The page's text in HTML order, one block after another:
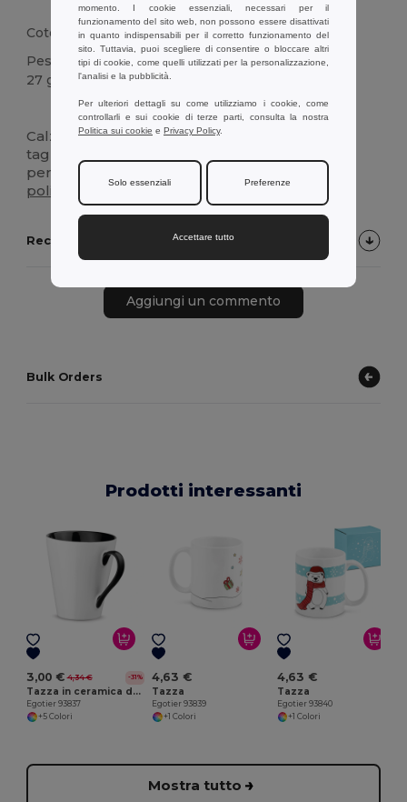
Cotone, poliestere,spandex
Peso
27 g.
Alta disponibilità
Calzini natalizi per bambini. Disponibili in varie
taglie. Forniti con etichetta in kraft
personalizzabile. Composizione:
(78%),
poliestere
(17%) e elastam (5%)
Recensioni dei Clienti sul Prodotto
Aggiungi un commento
Bulk Orders
Prodotti interessanti
3,00 € 4,34 € -31%
Tazza in ceramica da 320 mL
Egotier 93837
+5 Colori
4,63 €
Tazza
Egotier 93839
+1 Colori
4,63 €
Tazza
Egotier 93840
+1 Colori
Mostra tutto
momento. I cookie essenziali, necessari per il
funzionamento del sito web, non possono essere disattivati
in quanto indispensabili per il corretto funzionamento del
sito. Tuttavia, puoi scegliere di consentire o bloccare altri
tipi di cookie, come quelli utilizzati per la personalizzazione,
l'analisi e la pubblicità.
Per ulteriori dettagli su come utilizziamo i cookie, come
controllarli e sui cookie di terze parti, consulta la nostra
Politica sui cookie e Privacy Policy.
Solo essenziali Preferenze
Accettare tutto